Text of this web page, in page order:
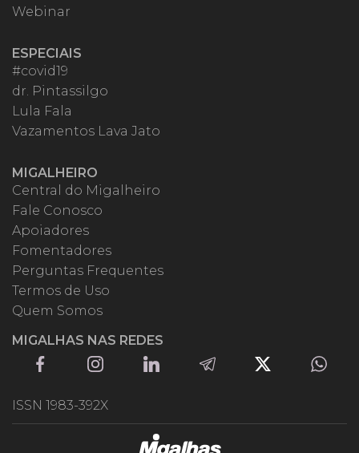
Webinar
ESPECIAIS
#covid19
dr. Pintassilgo
Lula Fala
Vazamentos Lava Jato
MIGALHEIRO
Central do Migalheiro
Fale Conosco
Apoiadores
Fomentadores
Perguntas Frequentes
Termos de Uso
Quem Somos
MIGALHAS NAS REDES
ISSN 1983-392X